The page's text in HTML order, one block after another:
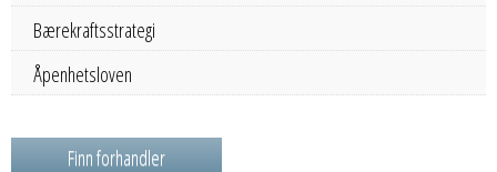
Bærekraftsstrategi
Åpenhetsloven
Finn forhandler